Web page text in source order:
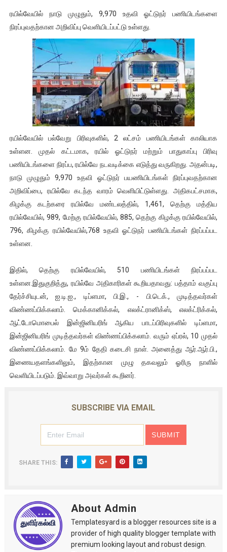
குரூப்-1, குரூப்-2 உள்ளிட்ட அறிவிப்புகளுடன் வருடாந்திர
மாநில கல்விக்கொள்கையை பின்பற்றி புதிய பாடத்திட்டங்களை
பள்ளி காலை வழிபாட்டு செயல்பாடுகள் - 06-11-2025
கேட் நுழைவுத்தேர்வு ஹால் டிக்கெட் 12-ந்தேதி வெளியாகிறது
பள்ளி காலை வழிபாட்டு செயல்பாடுகள் - 03/03/2026
ரயில்வேயில் நாடு முழுதும், 9,970 உதவி ஓட்டுநர் பணியிடங்களை
நிரப்புவதற்கான அறிவிப்பு வெளியிடப்பட்டு உள்ளது.
ரயில்வேயில் பல்வேறு பிரிவுகளில், 2 லட்சம் பணியிடங்கள் காலியாக
உள்ளன. முதல் கட்டமாக, ரயில் ஓட்டுநர் மற்றும் பாதுகாப்பு பிரிவு
பணியிடங்களை நிரப்ப, ரயில்வே நடவடிக்கை எடுத்து வருகிறது. அதன்படி,
நாடு முழுதும் 9,970 உதவி ஓட்டுநர் பயணியிடங்கள் நிரப்புவதற்கான
அறிவிப்பை, ரயில்வே கடந்த வாரம் வெளியிட்டுள்ளது. அதிகபட்சமாக,
கிழக்கு கடற்கரை ரயில்வே மண்டலத்தில், 1,461, தெற்கு மத்திய
ரயில்வேயில், 989, மேற்கு ரயில்வேயில், 885, தெற்கு கிழக்கு ரயில்வேயில்,
796, கிழக்கு ரயில்வேயில்,768 உதவி ஓட்டுநர் பணியிடங்கள் நிரப்பப்பட
உள்ளன.
இதில், தெற்கு ரயில்வேயில், 510 பணியிடங்கள் நிரப்பப்பட
உள்ளன.இதுகுறித்து, ரயில்வே அதிகாரிகள் கூறியதாவது: பத்தாம் வகுப்பு
தேர்ச்சியுடன், ஐ.டி.ஐ., டிப்ளமா, பி.இ., - பி.டெக்., முடித்தவர்கள்
விண்ணப்பிக்கலாம். மெக்கானிக்கல், எலக்ட்ரானிக்ஸ், எலக்ட்ரிக்கல்,
ஆட்டோமொபைல் இன்ஜினியரிங் ஆகிய பாடப்பிரிவுகளில் டிப்ளமா,
இன்ஜினியரிங் முடித்தவர்கள் விண்ணப்பிக்கலாம். வரும் ஏப்ரல், 10 முதல்
விண்ணப்பிக்கலாம். மே 9ம் தேதி கடைசி நாள். அனைத்து ஆர்.ஆர்.பி.,
இணையதளங்களிலும், இதற்கான முழு தகவலும் ஓரிரு நாளில்
வெளியிடப்படும். இவ்வாறு அவர்கள் கூறினர்.
SUBSCRIBE VIA EMAIL
SHARE THIS:
About Admin
Templatesyard is a blogger resources site is a
provider of high quality blogger template with
premium looking layout and robust design.